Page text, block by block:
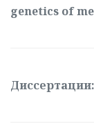
genetics of
Диссертации: